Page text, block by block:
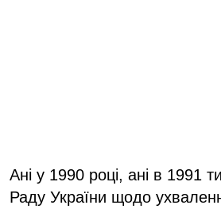
Ані у 1990 році, ані в 1991
Раду України щодо